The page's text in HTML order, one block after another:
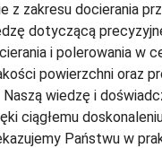
z zakresu docierania
dotyczącą
i polerowania w
powierzchni oraz
wiedzę i
ciągłemu
Państwu w